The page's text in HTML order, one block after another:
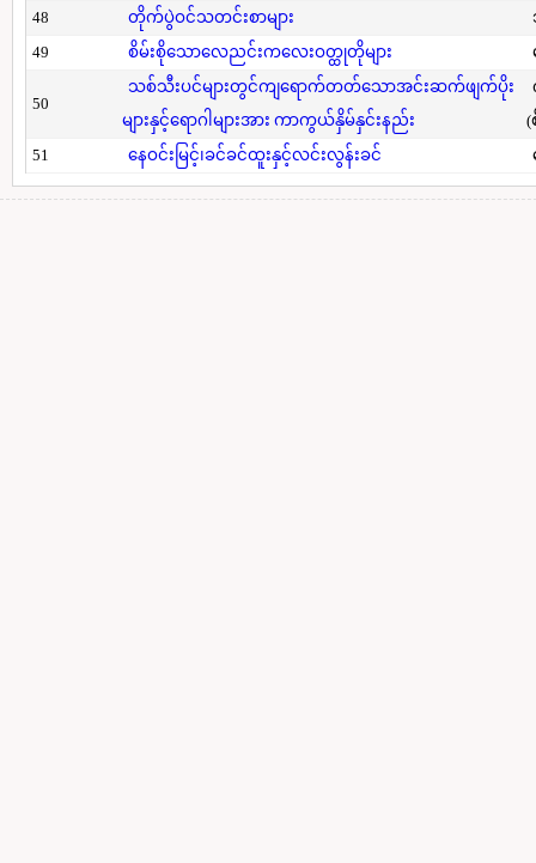
48 တိုက်ပွဲဝင်သတင်းစာများ
49
စိမ်းစိုသောလေညင်းကလေးဝတ္ထုတိုများ
50
သစ်သီးပင်များတွင်ကျရောက်တတ်သောအင်းဆက်ဖျက်ပိုး
များနှင့်ရောဂါများအား ကာကွယ်နှိမ်နှင်းနည်း
(
51
နေဝင်းမြင့်၊ခင်ခင်ထူးနှင့်လင်းလွန်းခင်